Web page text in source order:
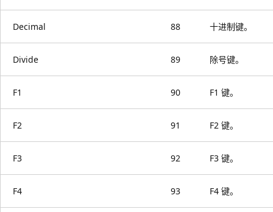
Decimal 88 十进制键。
Divide 89 除号键。
F1 90 F1 键。
F2 91 F2 键。
F3 92 F3 键。
F4 93 F4 键。